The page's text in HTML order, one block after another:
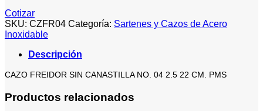
Cotizar
SKU: CZFR04 Categoría: Sartenes y Cazos de Acero
Inoxidable
Descripción
CAZO FREIDOR SIN CANASTILLA NO. 04 2.5 22 CM. PMS
Productos relacionados